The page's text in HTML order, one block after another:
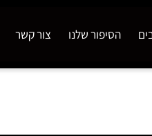
הסיפור שלנו צור קשר